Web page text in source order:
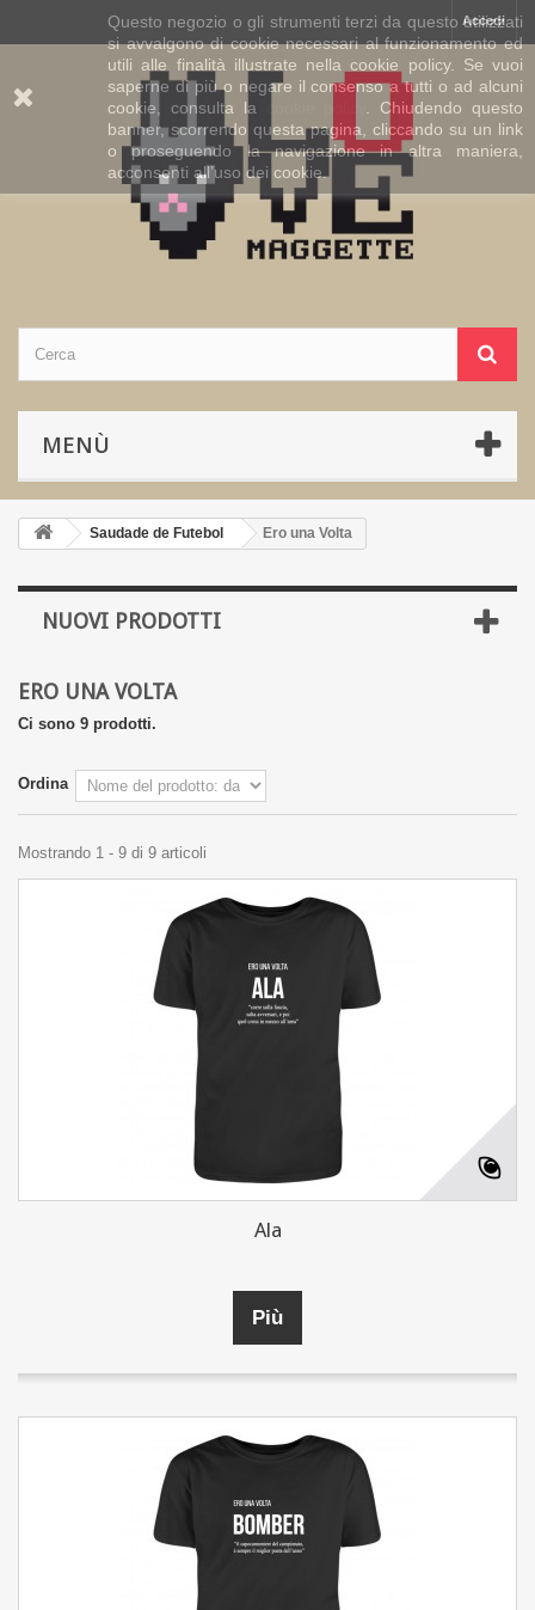
Accedi
MENÙ
Saudade de Futebol Ero una Volta
NUOVI PRODOTTI
ERO UNA VOLTA
Ci sono 9 prodotti.
Ordina
Mostrando 1 - 9 di 9 articoli
Ala
Più
Questo negozio o gli strumenti terzi da questo utilizzati
si avvalgono di cookie necessari al funzionamento ed
utili alle finalità illustrate nella cookie policy. Se vuoi
saperne di più o negare il consenso a tutti o ad alcuni
cookie, consulta la
. Chiudendo questo
banner, scorrendo questa pagina, cliccando su un link
o proseguendo la navigazione in altra maniera,
acconsenti all’uso dei cookie.